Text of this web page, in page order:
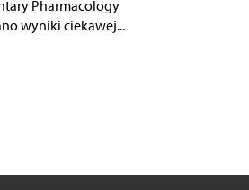
Pharmacology
wyniki ciekawej...